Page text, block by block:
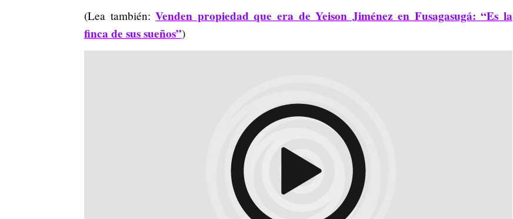
(Lea también:Venden propiedad que era de Yeison Jiménez en Fusagasugá: “Es la
finca de sus sueños”)